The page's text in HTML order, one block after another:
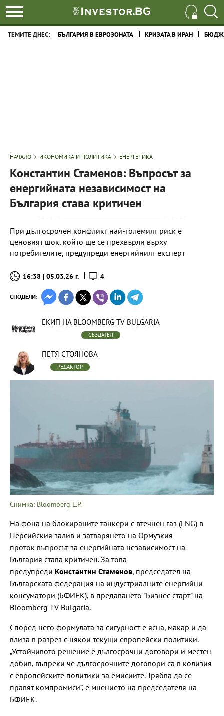
ТЕМИТЕ ДНЕС: БЪЛГАРИЯ В ЕВРОЗОНАТА КРИЗАТА В ИРАН
НАЧАЛО ИКОНОМИКА И ПОЛИТИКА ЕНЕРГЕТИКА
Константин Стаменов: Въпросът за
енергийната независимост на
България става критичен
При дългосрочен конфликт най-големият риск е
ценовият шок, който ще се прехвърли върху
потребителите, предупреди енергийният експерт
16:38 | 05.03.26 г. 4
СПОДЕЛИ:
ЕКИП НА BLOOMBERG TV BULGARIA
СЪЗДАТЕЛ
ПЕТЯ СТОЯНОВА
РЕДАКТОР
Снимка: Bloomberg L.P.
На фона на блокираните танкери с втечнен газ (LNG) в
Персийския залив и затварянето на Ормузкия
проток въпросът за енергийната независимост на
България става критичен. За това
предупреди Константин Стаменов, председател на
Българската федерация на индустриалните енергийни
консуматори (БФИЕК), в предаването "Бизнес старт" на
Bloomberg TV Bulgaria.
Според него формулата за сигурност е ясна, макар и да
влиза в разрез с някои текущи европейски политики.
„Устойчивото решение е дългосрочни договори и местен
добив, въпреки че дългосрочните договори са в колизия
с европейските политики за емисиите. Трябва да се
правят компромиси“, е мнението на председателя на
БФИЕК.